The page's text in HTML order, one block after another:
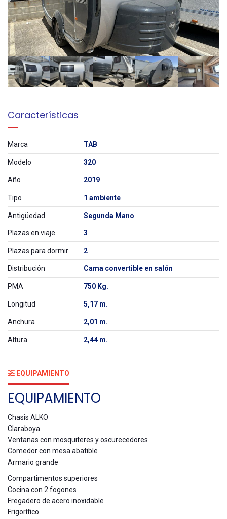
Características
Marca TAB
Modelo 320
Año 2019
Tipo 1 ambiente
Antigüedad Segunda Mano
Plazas en viaje 3
Plazas para dormir 2
Distribución Cama convertible en salón
PMA 750 Kg.
Longitud 5,17 m.
Anchura 2,01 m.
Altura 2,44 m.
EQUIPAMIENTO
EQUIPAMIENTO
Chasis ALKO
Claraboya
Ventanas con mosquiteres y oscurecedores
Comedor con mesa abatible
Armario grande
Compartimentos superiores
Cocina con 2 fogones
Fregadero de acero inoxidable
Frigorífico